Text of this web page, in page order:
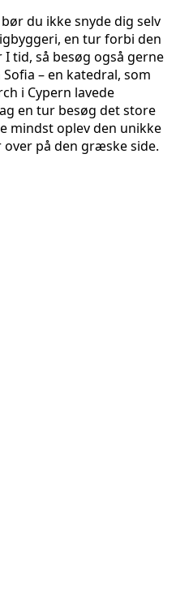
du ikke snyde dig selv
en tur forbi den
tid, så besøg også gerne
– en katedral, som
i Cypern lavede
en tur besøg det store
mindst oplev den unikke
på den græske side.